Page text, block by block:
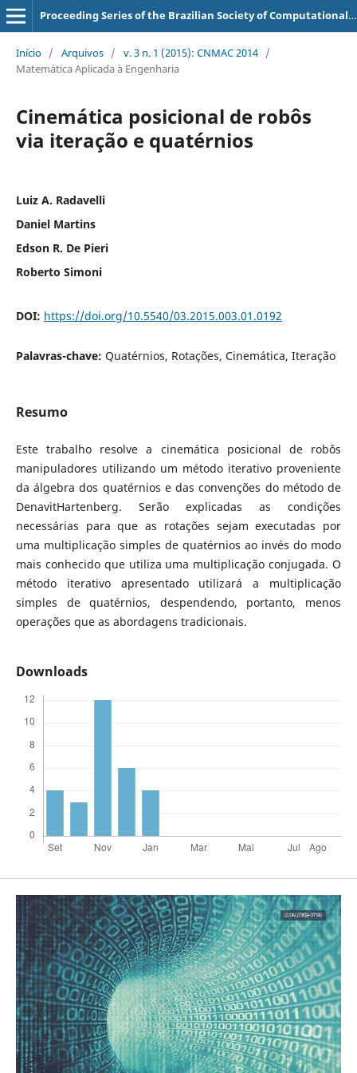
Proceeding Series of the Brazilian Society of Computational and Applied Mathematics
Início / Arquivos / v. 3 n. 1 (2015): CNMAC 2014 /
Matemática Aplicada à Engenharia
Cinemática posicional de robôs
via iteração e quatérnios
Luiz A. Radavelli
Daniel Martins
Edson R. De Pieri
Roberto Simoni
DOI: https://doi.org/10.5540/03.2015.003.01.0192
Palavras-chave: Quatérnios, Rotações, Cinemática, Iteração
Resumo
Este trabalho resolve a cinemática posicional de robôs
manipuladores utilizando um método iterativo proveniente
da álgebra dos quatérnios e das convenções do método de
DenavitHartenberg. Serão explicadas as condições
necessárias para que as rotações sejam executadas por
uma multiplicação simples de quatérnios ao invés do modo
mais conhecido que utiliza uma multiplicação conjugada. O
método iterativo apresentado utilizará a multiplicação
simples de quatérnios, despendendo, portanto, menos
operações que as abordagens tradicionais.
Downloads